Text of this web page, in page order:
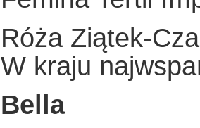
Róża Ziątek-
W kraju
Bella